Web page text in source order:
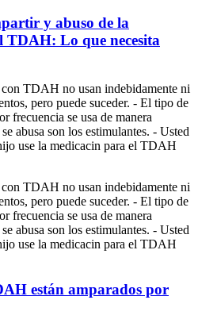
y abuso de la
TDAH: Lo que necesita
TDAH no usan indebidamente ni
pero puede suceder. - El tipo de
frecuencia se usa de manera
abusa son los estimulantes. - Usted
use la medicacin para el TDAH
TDAH no usan indebidamente ni
pero puede suceder. - El tipo de
frecuencia se usa de manera
abusa son los estimulantes. - Usted
use la medicacin para el TDAH
están amparados por